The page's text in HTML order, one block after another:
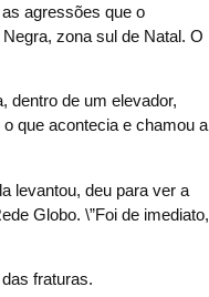
agressões que o
zona sul de Natal. O
dentro de um elevador,
que acontecia e chamou a
levantou, deu para ver a
Globo. \”Foi de imediato,
fraturas.